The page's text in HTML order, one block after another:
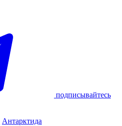
подписывайтесь
Антарктида